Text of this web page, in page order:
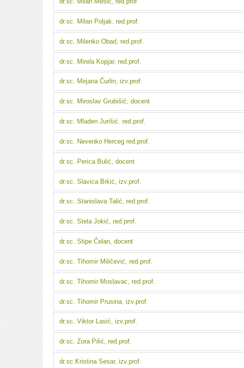
dr.sc. Milan Poljak. red.prof.
dr.sc. Milenko Obad, red.prof.
dr.sc. Mirela Kopjar, red.prof.
dr.sc. Mirjana Čurlin, izv.prof.
dr.sc. Miroslav Grubišić, docent
dr.sc. Mladen Jurišić. red.prof.
dr.sc. Nevenko Herceg red.prof.
dr.sc. Perica Bulić, docent
dr.sc. Slavica Brkić, izv.prof.
dr.sc. Stanislava Talić, red.prof.
dr.sc. Stela Jokić, red.prof.
dr.sc. Stipe Čelan, docent
dr.sc. Tihomir Miličević, red.prof.
dr.sc. Tihomir Moslavac, red.prof.
dr.sc. Tihomir Prusina, izv.prof.
dr.sc. Viktor Lasić, izv.prof.
dr.sc. Zora Pilić, red.prof.
dr.sc.Kristina Sesar, izv.prof.